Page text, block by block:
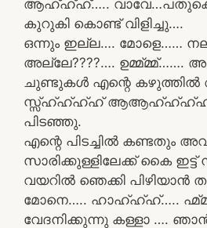
ആഹ്ഹ്ഹ്…..
കുറുകി കൊണ്ട് വിളിച്ചു….
ഒന്നും ഇല്ല…. മോളെ……
അല്ലേ????…. ഉമ്മ്മ്മ്…….
ചുണ്ടുകൾ എന്റെ കഴുത്തിൽ
സ്സ്ഹ്ഹ്ഹ്ഹ്
പിടഞ്ഞു.
എന്റെ പിടച്ചിൽ കണ്ടതും
സാരിക്കുള്ളിലേക്ക് കൈ ഇട്ട്
വയറിൽ ഞെക്കി പിഴിയാൻ
മോനെ….. ഹാഹ്ഹ്ഹ്…..
വേദനിക്കുന്നു കള്ളാ ….